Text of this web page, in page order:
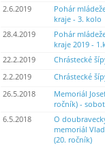
2.6.2019
Pohár
kraje - 3. kolo
28.4.2019
Pohár
kraje 2019 -
22.2.2019 Chrástecké
2.2.2019
Chrástecké
26.5.2018
Memoriál
ročník) -
6.5.2018
O
memoriál
(20. ročník)